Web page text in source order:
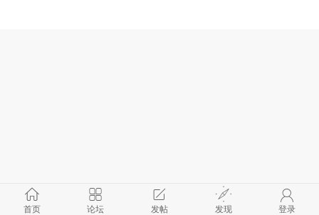
首页 论坛 发帖 发现 登录